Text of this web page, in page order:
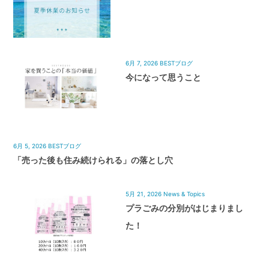
6月 7, 2026 BESTブログ
今になって思うこと
6月 5, 2026 BESTブログ
「売った後も住み続けられる」の落とし穴
5月 21, 2026 News & Topics
プラごみの分別がはじまりまし
た！